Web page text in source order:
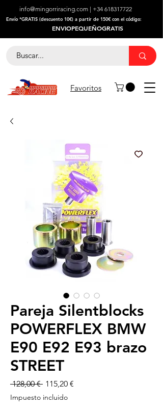
info@mingorriracing.com | +34 618317722
​Envío *GRATIS (descuento 10€) a partir de 150€ con el código:
ENVIOPEQUEÑOGRATIS
Favoritos
Pareja Silentblocks
POWERFLEX BMW
E90 E92 E93 brazo
STREET
128,00 € Precio
115,20 €
Impuesto incluido